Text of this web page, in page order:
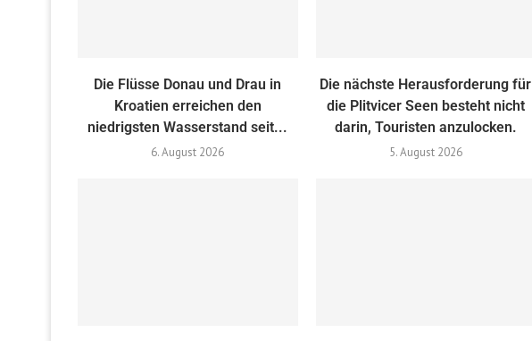
Die Flüsse Donau und Drau in
Kroatien erreichen den
niedrigsten Wasserstand seit...
6. August 2026
Die nächste Herausforderung für
die Plitvicer Seen besteht nicht
darin, Touristen anzulocken.
5. August 2026